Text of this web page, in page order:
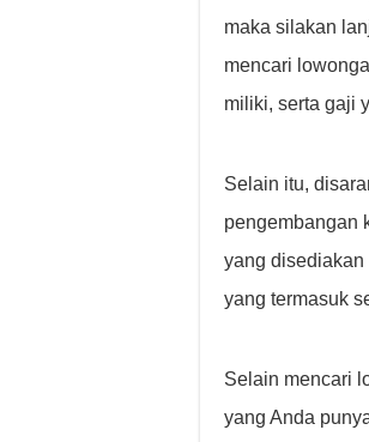
maka silakan
mencari
miliki, serta gaji
Selain itu,
pengembangan
yang disediakan
yang termasuk
Selain mencari
yang Anda